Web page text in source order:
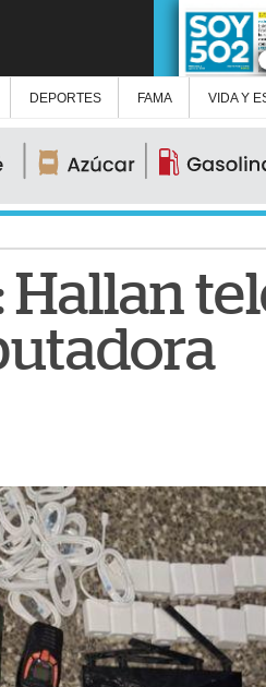
DEPORTES FAMA VIDA Y
Hallan